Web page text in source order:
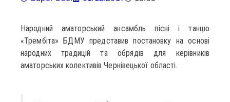
Народний аматорський ансамбль пісні і танцю
«Трембіта» БДМУ представив постановку на основі
народних традицій та обрядів для керівників
аматорських колективів Чернівецької області.